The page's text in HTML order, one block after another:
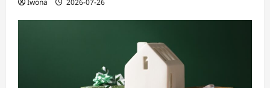
Iwona 2026-07-26